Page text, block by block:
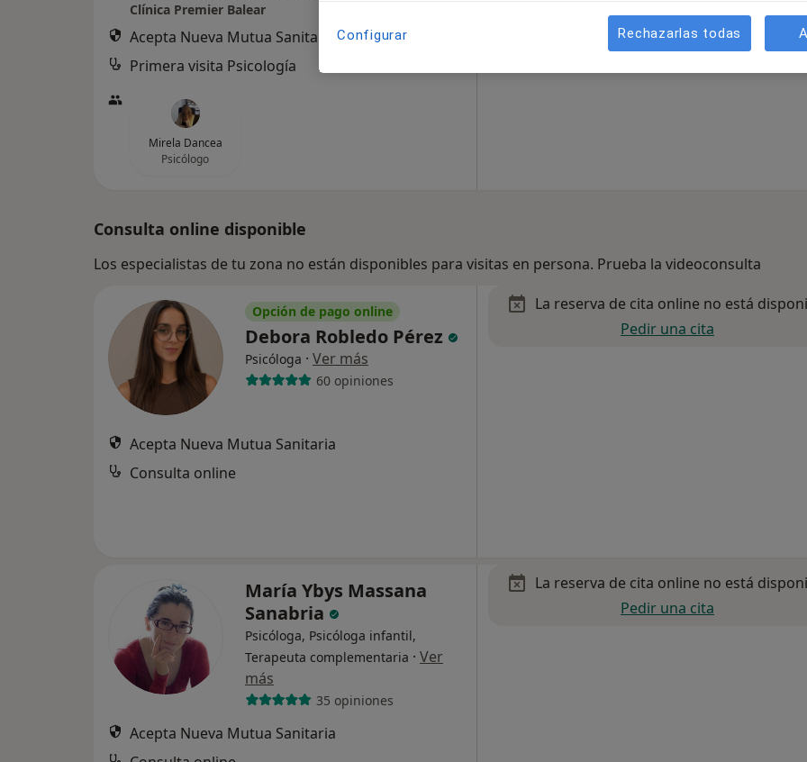
Clínica Premier Balear
Acepta Nueva Mutua Sanitaria
Primera visita Psicología
Mirela Dancea
Psicólogo
Consulta online disponible
Los especialistas de tu zona no están disponibles para visitas en persona. Prueba la videoconsulta
Opción de pago online
Debora Robledo Pérez
Psicóloga · Ver más
60 opiniones
Acepta Nueva Mutua Sanitaria
Consulta online
La reserva de cita online no está
Pedir una cita
María Ybys Massana
Sanabria
Psicóloga, Psicóloga infantil,
Terapeuta complementaria · Ver
más
35 opiniones
Acepta Nueva Mutua Sanitaria
La reserva de cita online no está
Pedir una cita
Configurar Rechazarlas todas